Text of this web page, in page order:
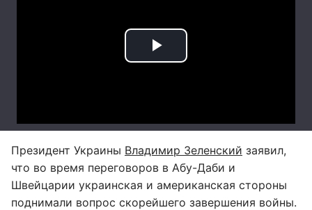
Президент Украины Владимир Зеленский заявил,
что во время переговоров в Абу-Даби и
Швейцарии украинская и американская стороны
поднимали вопрос скорейшего завершения войны.